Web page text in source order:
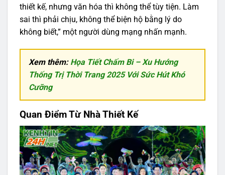
thiết kế, nhưng văn hóa thì không thể tùy tiện. Làm
sai thì phải chịu, không thể biện hộ bằng lý do
không biết,” một người dùng mạng nhấn mạnh.
Xem thêm: Họa Tiết Chấm Bi – Xu Hướng
Thống Trị Thời Trang 2025 Với Sức Hút Khó
Cưỡng
Quan Điểm Từ Nhà Thiết Kế